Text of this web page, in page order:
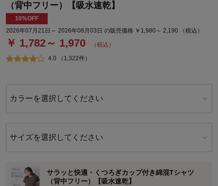
（背中フリー）【吸水速乾】
10%OFF
2026年07月21日～ 2026年08月03日 の販売価格 ￥1,980～ 2,190 （税込）
￥ 1,782～ 1,970 （税込）
4.0 （1,322件）
カラーを選択してください
サイズを選択してください
サラッと快適・くつろぎカップ付き綿混Tシャツ
（背中フリー）【吸水速乾】